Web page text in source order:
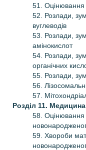
51. Оцінювання
52. Розлади,
вуглеводів
53. Розлади,
амінокислот
54. Розлади,
органічних
55. Розлади,
56.
57.
Розділ 11.
58. Оцінювання
59. Хвороби